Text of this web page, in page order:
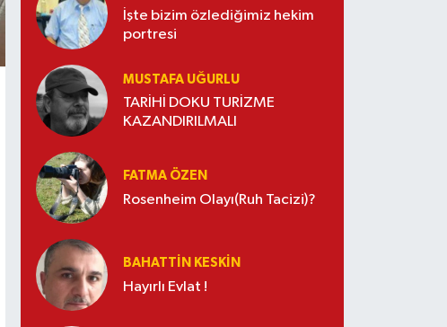
İşte bizim özlediğimiz hekim
portresi
MUSTAFA UĞURLU
TARİHİ DOKU TURİZME
KAZANDIRILMALI
FATMA ÖZEN
Rosenheim Olayı(Ruh Tacizi)?
BAHATTIN KESKİN
Hayırlı Evlat !